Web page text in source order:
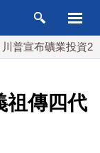
礦業投資20億美元
祖傳四代